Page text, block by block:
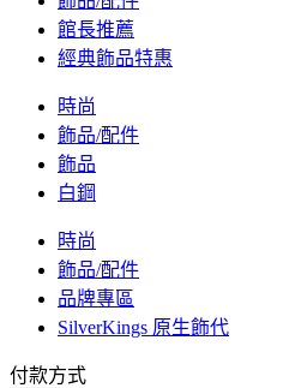
館長推薦
經典飾品特惠
時尚
飾品/配件
飾品
白鋼
時尚
飾品/配件
品牌專區
SilverKings 原生飾代
付款方式